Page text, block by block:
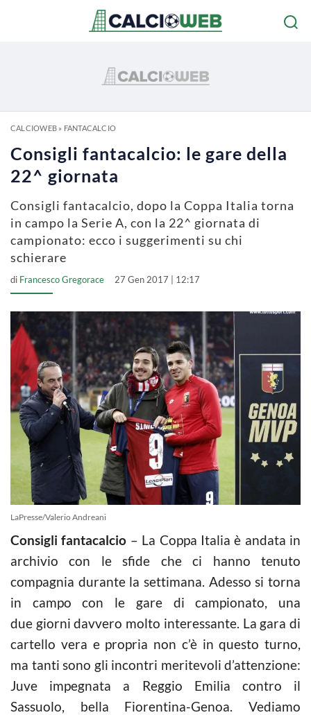
CALCIOWEB» FANTACALCIO
Consigli fantacalcio: le gare della
22^ giornata
Consigli fantacalcio, dopo la Coppa Italia torna
in campo la Serie A, con la 22^ giornata di
campionato: ecco i suggerimenti su chi
schierare
di Francesco Gregorace 27 Gen 2017 | 12:17
LaPresse/Valerio Andreani
Consigli fantacalcio – La Coppa Italia è andata in
archivio con le sfide che ci hanno tenuto
compagnia durante la settimana. Adesso si torna
in campo con le gare di campionato, una
due giorni davvero molto interessante. La gara di
cartello vera e propria non c’è in questo turno,
ma tanti sono gli incontri meritevoli d’attenzione:
Juve impegnata a Reggio Emilia contro il
Sassuolo, bella Fiorentina-Genoa. Vediamo